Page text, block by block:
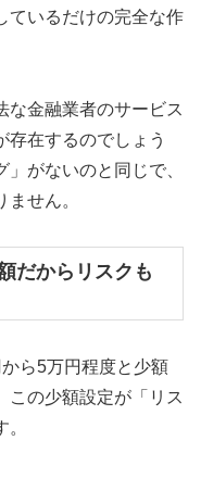
ているだけの完全な作
な金融業者のサービス
存在するのでしょう
がないのと同じで、
せん。
だからリスクも
ら5万円程度と少額
この少額設定が「リス